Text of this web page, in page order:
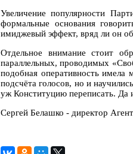
Увеличение популярности
формальные основания
имиджевый эффект, вряд ли он
Отдельное внимание стоит
параллельных, проводимых
подобная оперативность имела
подсчёта голосов, но и
уж Конституцию переписать. Да
Сергей Белашко - директор